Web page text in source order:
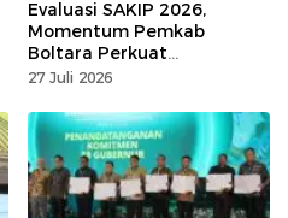
Evaluasi SAKIP 2026,
Momentum Pemkab
Boltara Perkuat
Akuntabilitas dan Kinerja
27 Juli 2026